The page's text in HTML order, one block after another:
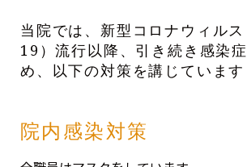
お知らせ
お問い合わせ・採用情報
当院では、新型コロナウィル
19）流行以降、引き続き感染
め、以下の対策を講じています
院内感染対策